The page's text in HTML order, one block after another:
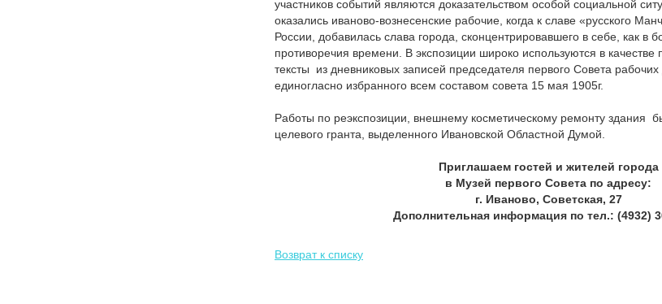
участников событий являются доказательством особой социальной
оказались иваново-вознесенские рабочие, когда к славе «русского
России, добавилась слава города, сконцентрировавшего в себе, как в
противоречия времени. В экспозиции широко используются в качестве
тексты из дневниковых записей председателя первого Совета
единогласно избранного всем составом совета 15 мая 1905г.
Работы по реэкспозиции, внешнему косметическому ремонту здания
целевого гранта, выделенного Ивановской Областной Думой.
Приглашаем гостей и жителей города
в Музей первого Совета по адресу:
г. Иваново, Советская, 27
Дополнительная информация по тел.: (4932)
Возврат к списку